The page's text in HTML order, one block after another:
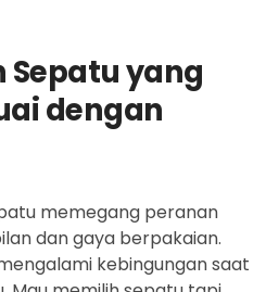
Sepatu yang
dengan
memegang peranan
dan gaya berpakaian.
kebingungan saat